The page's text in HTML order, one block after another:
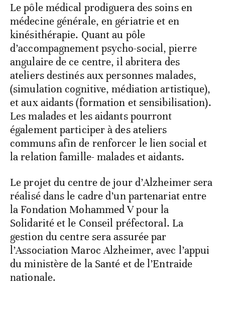
Le pôle médical prodiguera des soins en
médecine générale, en gériatrie et en
kinésithérapie. Quant au pôle
d’accompagnement psycho-social, pierre
angulaire de ce centre, il abritera des
ateliers destinés aux personnes malades,
(simulation cognitive, médiation artistique),
et aux aidants (formation et sensibilisation).
Les malades et les aidants pourront
également participer à des ateliers
communs afin de renforcer le lien social et
la relation famille- malades et aidants.
Le projet du centre de jour d’Alzheimer sera
réalisé dans le cadre d’un partenariat entre
la Fondation Mohammed V pour la
Solidarité et le Conseil préfectoral. La
gestion du centre sera assurée par
l’Association Maroc Alzheimer, avec l’appui
du ministère de la Santé et de l’Entraide
nationale.